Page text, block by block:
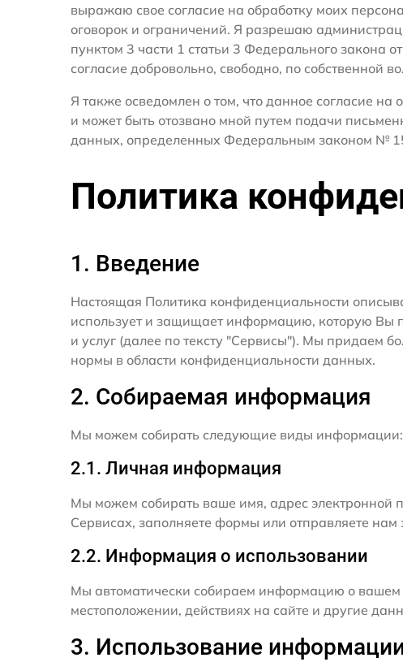
выражаю свое согласие на обработку моих
оговорок и ограничений. Я разрешаю
пунктом 3 части 1 статьи 3 Федерального
согласие добровольно, свободно, по собственной
Я также осведомлен о том, что данное согласие
и может быть отозвано мной путем подачи
данных, определенных Федеральным законом №
Политика
1. Введение
Настоящая Политика конфиденциальности
использует и защищает информацию, которую Вы
и услуг (далее по тексту "Сервисы"). Мы придаем
нормы в области конфиденциальности данных.
2. Собираемая информация
Мы можем собирать следующие виды информации:
2.1. Личная информация
Мы можем собирать ваше имя, адрес электронной
Сервисах, заполняете формы или отправляете нам
2.2. Информация о использовании
Мы автоматически собираем информацию о
местоположении, действиях на сайте и другие
3. Использование